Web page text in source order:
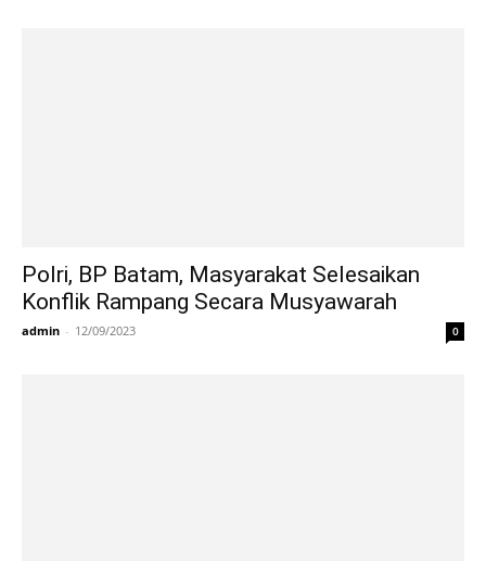
Polri, BP Batam, Masyarakat Selesaikan
Konflik Rampang Secara Musyawarah
admin - 12/09/2023 0